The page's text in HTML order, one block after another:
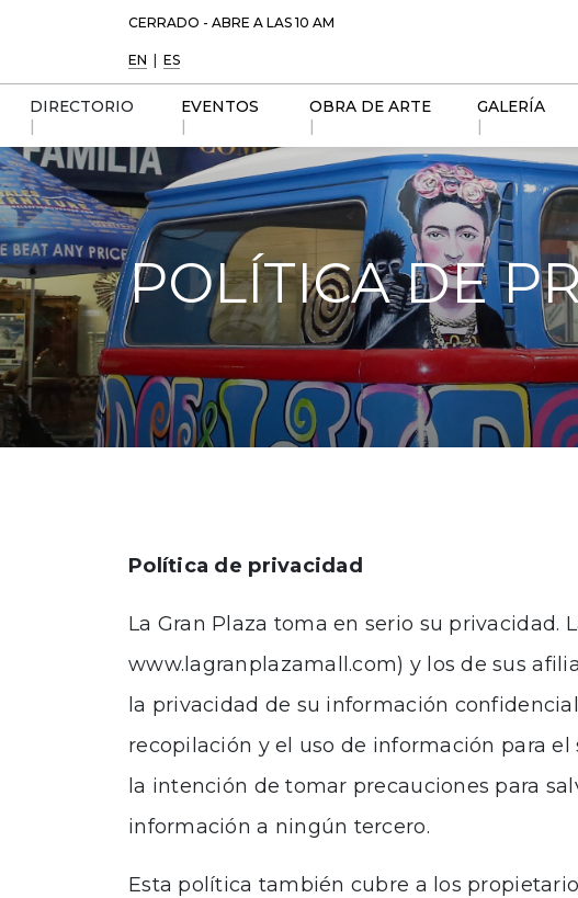
CERRADO - ABRE A LAS 10 AM
EN ES
DIRECTORIO
DIRECTORIO
MAPA
EVENTOS
OBRA DE ARTE
GALERÍA
POLÍTICA DE
Política de privacidad
La Gran Plaza toma en serio su privacidad.
www.lagranplazamall.com) y los de sus
la privacidad de su información
recopilación y el uso de información para
la intención de tomar precauciones para
información a ningún tercero.
Esta política también cubre a los